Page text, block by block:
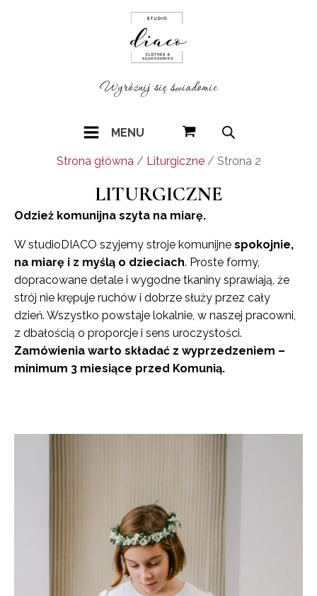
Wyróżnij się świadomie
MENU
Strona główna / Liturgiczne/ Strona 2
LITURGICZNE
Odzież komunijna szyta na miarę.
W studioDIACO szyjemy stroje komunijne spokojnie,
na miarę i z myślą o dzieciach. Proste formy,
dopracowane detale i wygodne tkaniny sprawiają, że
strój nie krępuje ruchów i dobrze służy przez cały
dzień. Wszystko powstaje lokalnie, w naszej pracowni,
z dbałością o proporcje i sens uroczystości.
Zamówienia warto składać z wyprzedzeniem –
minimum 3 miesiące przed Komunią.